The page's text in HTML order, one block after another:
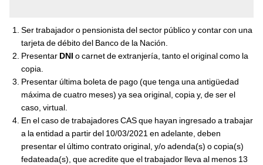
Ser trabajador o pensionista del sector público y contar con una
tarjeta de débito del Banco de la Nación.
Presentar DNI o carnet de extranjería, tanto el original como la
copia.
Presentar última boleta de pago (que tenga una antigüedad
máxima de cuatro meses) ya sea original, copia y, de ser el
caso, virtual.
En el caso de trabajadores CAS que hayan ingresado a trabajar
a la entidad a partir del 10/03/2021 en adelante, deben
presentar el último contrato original, y/o adenda(s) o copia(s)
fedateada(s), que acredite que el trabajador lleva al menos 13